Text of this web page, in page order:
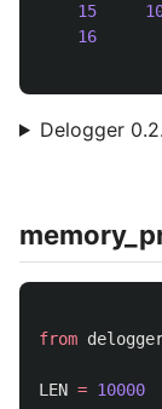
15
16
Delogger
from
LEN = 10000